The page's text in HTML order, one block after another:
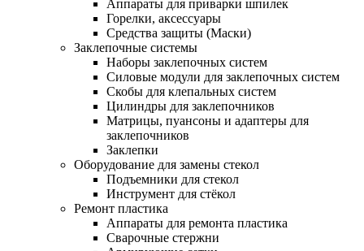
Аппараты для приварки шпилек
Горелки, аксессуары
Средства защиты (Маски)
Заклепочные системы
Наборы заклепочных систем
Силовые модули для заклепочных систем
Скобы для клепальных систем
Цилиндры для заклепочников
Матрицы, пуансоны и адаптеры для
заклепочников
Заклепки
Оборудование для замены стекол
Подъемники для стекол
Инструмент для стёкол
Ремонт пластика
Аппараты для ремонта пластика
Сварочные стержни